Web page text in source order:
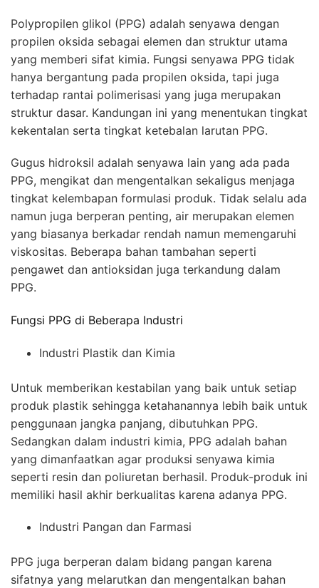
Polypropilen glikol (PPG) adalah senyawa dengan
propilen oksida sebagai elemen dan struktur utama
yang memberi sifat kimia. Fungsi senyawa PPG tidak
hanya bergantung pada propilen oksida, tapi juga
terhadap rantai polimerisasi yang juga merupakan
struktur dasar. Kandungan ini yang menentukan tingkat
kekentalan serta tingkat ketebalan larutan PPG.
Gugus hidroksil adalah senyawa lain yang ada pada
PPG, mengikat dan mengentalkan sekaligus menjaga
tingkat kelembapan formulasi produk. Tidak selalu ada
namun juga berperan penting, air merupakan elemen
yang biasanya berkadar rendah namun memengaruhi
viskositas. Beberapa bahan tambahan seperti
pengawet dan antioksidan juga terkandung dalam
PPG.
Fungsi PPG di Beberapa Industri
Industri Plastik dan Kimia
Untuk memberikan kestabilan yang baik untuk setiap
produk plastik sehingga ketahanannya lebih baik untuk
penggunaan jangka panjang, dibutuhkan PPG.
Sedangkan dalam industri kimia, PPG adalah bahan
yang dimanfaatkan agar produksi senyawa kimia
seperti resin dan poliuretan berhasil. Produk-produk ini
memiliki hasil akhir berkualitas karena adanya PPG.
Industri Pangan dan Farmasi
PPG juga berperan dalam bidang pangan karena
sifatnya yang melarutkan dan mengentalkan bahan